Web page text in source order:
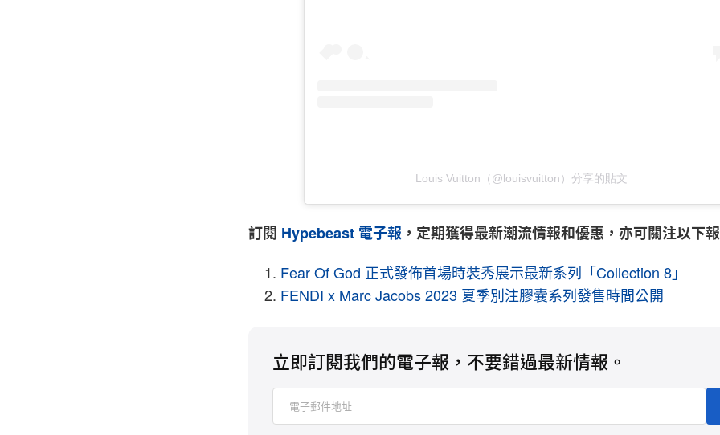
Louis Vuitton（@louisvuitton）分享的貼文
訂閱 Hypebeast 電子報 ，定期獲得最新潮流情報和優惠，亦可關注以下報
Fear Of God 正式發佈首場時裝秀展示最新系列「Collection 8」
FENDI x Marc Jacobs 2023 夏季別注膠囊系列發售時間公開
立即訂閱我們的電子報，不要錯過最新情報。